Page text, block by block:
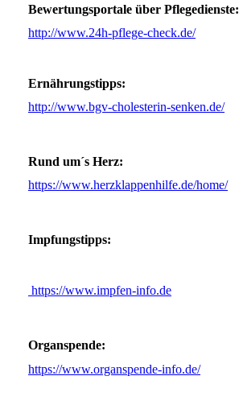
Bewertungsportale über Pflegedienste:
http://www.24h-pflege-check.de/
Ernährungstipps:
http://www.bgv-cholesterin-senken.de/
Rund um´s Herz:
https://www.herzklappenhilfe.de/home/
Impfungstipps:
https://www.impfen-info.de
Organspende:
https://www.organspende-info.de/